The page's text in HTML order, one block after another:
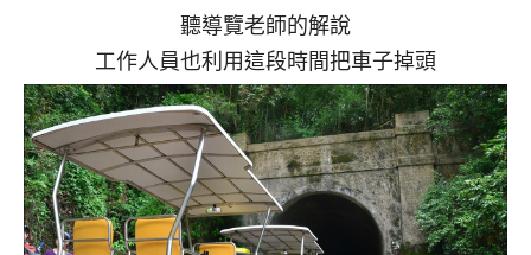
聽導覽老師的解說
工作人員也利用這段時間把車子掉頭